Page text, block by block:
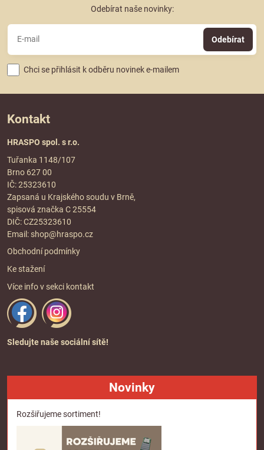
Odebírat naše novinky:
Odebírat
Chci se přihlásit k odběru novinek e-mailem
Kontakt
HRASPO spol. s r.o.
Tuřanka 1148/107
Brno 627 00
IČ: 25323610
Zapsaná u Krajského soudu v Brně,
spisová značka C 25554
DIČ: CZ25323610
Email: shop@hraspo.cz
Obchodní podmínky
Ke stažení
Více info v sekci kontakt
Sledujte naše sociální sítě!
Novinky
Rozšiřujeme sortiment!